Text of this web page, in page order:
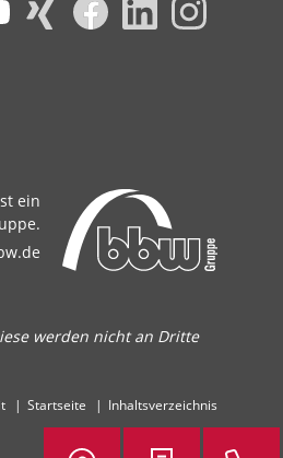
ein
werden nicht an Dritte
Startseite Inhaltsverzeichnis